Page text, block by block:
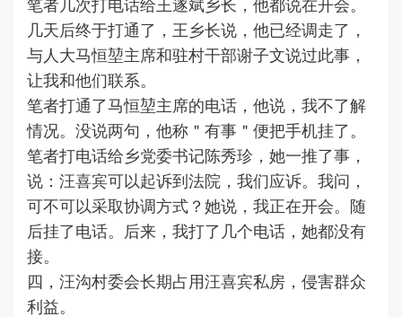
笔者几次打电话给王遂斌乡长，他都说在开会。
几天后终于打通了，王乡长说，他已经调走了，
与人大马恒堃主席和驻村干部谢子文说过此事，
让我和他们联系。
笔者打通了马恒堃主席的电话，他说，我不了解
情况。没说两句，他称＂有事＂便把手机挂了。
笔者打电话给乡党委书记陈秀珍，她一推了事，
说：汪喜宾可以起诉到法院，我们应诉。我问，
可不可以采取协调方式？她说，我正在开会。随
后挂了电话。后来，我打了几个电话，她都没有
接。
四，汪沟村委会长期占用汪喜宾私房，侵害群众
利益。